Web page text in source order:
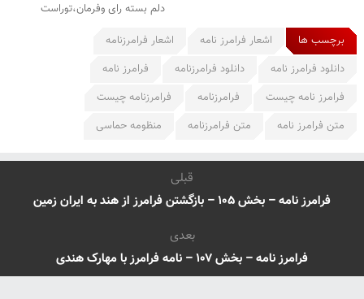
دلم بسته رای وفرمان،توراست
برچسب ها
اشعار فرامرز نامه
اشعار فرامرزنامه
دانلود فرامرز نامه
دانلود فرامرزنامه
فرامرز نامه
فرامرز نامه چیست
فرامرزنامه
فرامرزنامه چیست
متن فرامرز نامه
متن فرامرزنامه منظومه حماسی
قبلی
فرامرز نامه – بخش ۱۰۵ – بازگشتن فرامرز از هند به ایران زمین
بعدی
فرامرز نامه – بخش ۱۰۷ – نامه فرامرز با مهارک هندی